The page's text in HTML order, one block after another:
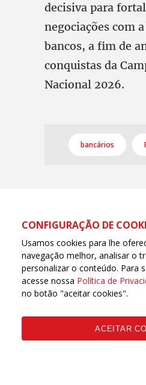
decisiva para
negociações com
bancos, a fim de
conquistas da
Nacional 2026.
bancários
CONFIGURAÇÃO DE
Usamos cookies para lhe
navegação melhor, analisar o
personalizar o conteúdo. Para
acesse nossa Política de
no botão "aceitar cookies".
ACEITAR